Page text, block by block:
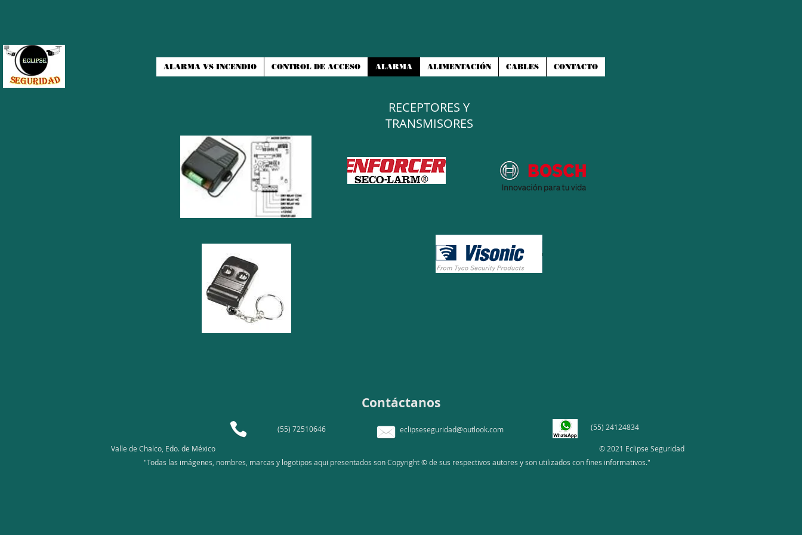
ALARMA VS INCENDIO CONTROL DE ACCESO ALARMA ALIMENTACIÓN CABLES CONTACTO
RECEPTORES Y
TRANSMISORES
Contáctanos
(55) 72510646
eclipseseguridad@outlook.com
Valle de Chalco, Edo. de México
(55) 24124834
© 2021 Eclipse Seguridad
"Todas las imágenes, nombres, marcas y logotipos aqui presentados son Copyright © de sus respectivos autores y son utilizados con fines informativos."